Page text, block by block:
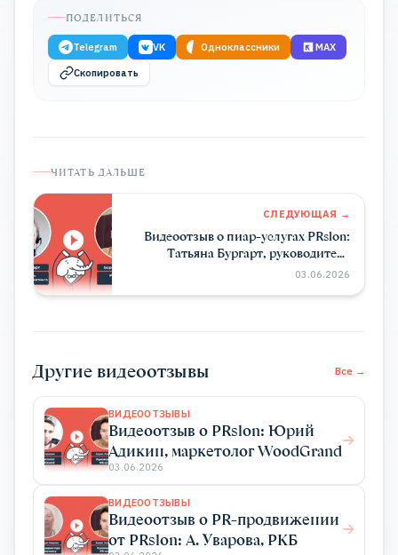
ПОДЕЛИТЬСЯ
Telegram VK Одноклассники MAX
Скопировать
ЧИТАТЬ ДАЛЬШЕ
СЛЕДУЮЩАЯ →
Видеоотзыв о пиар-услугах PRslon:
Татьяна Бургарт, руководитель
департамента маркетинга Impulse
03.06.2026
Другие видеоотзывы Все →
ВИДЕООТЗЫВЫ
Видеоотзыв о PRslon: Юрий
Адикин, маркетолог WoodGrand
03.06.2026
ВИДЕООТЗЫВЫ
Видеоотзыв о PR-продвижении
от PRslon: А. Уварова, РКБ